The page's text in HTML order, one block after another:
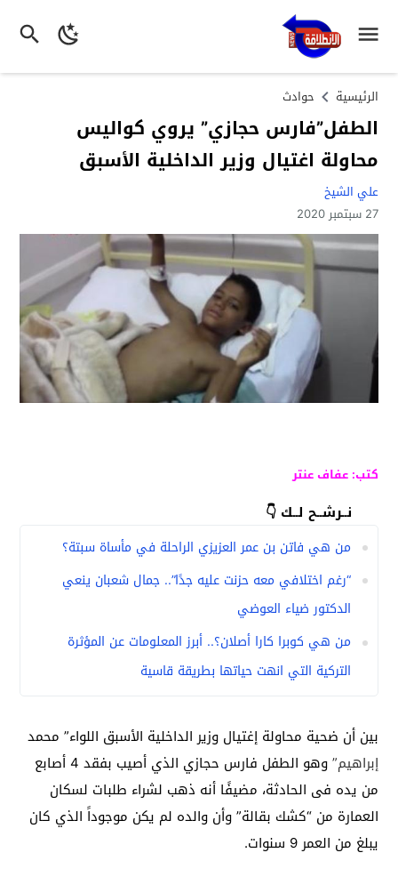
الرئيسية حوادث
الطفل”فارس حجازي” يروي كواليس
محاولة اغتيال وزير الداخلية الأسبق
علي الشيخ
27 سبتمبر 2020
كتب: عفاف عنتر
نــرشــح لــك 👇
من هي فاتن بن عمر العزيزي الراحلة في مأساة سبتة؟
“رغم اختلافي معه حزنت عليه جدًا”.. جمال شعبان ينعي
الدكتور ضياء العوضي
من هي كوبرا كارا أصلان؟.. أبرز المعلومات عن المؤثرة
التركية التي انهت حياتها بطريقة قاسية
بين أن ضحية محاولة إغتيال وزير الداخلية الأسبق اللواء” محمد
إبراهيم”
وهو الطفل فارس حجازي الذي أصيب بفقد 4 أصابع
من يده فى الحادثة، مضيفًا أنه ذهب لشراء طلبات لسكان
العمارة من “كشك بقالة” وأن والده لم يكن موجوداً الذي كان
يبلغ من العمر 9 سنوات.